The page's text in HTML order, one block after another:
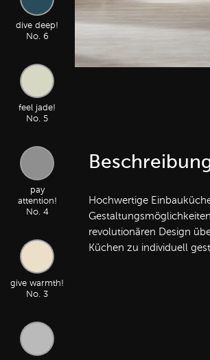
dive deep!
No. 6
feel jade!
No. 5
pay
attention!
No. 4
give warmth!
No. 3
Hochwertige
revolutionären Design
Küchen zu individuell